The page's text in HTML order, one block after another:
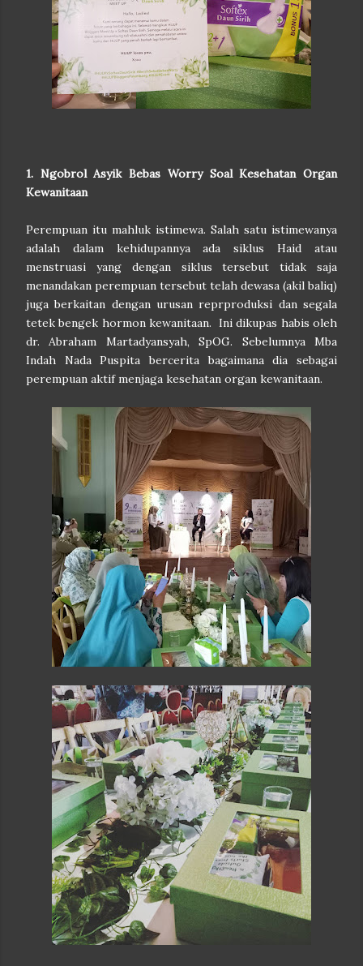
1. Ngobrol Asyik Bebas Worry Soal Kesehatan Organ
Kewanitaan
Perempuan itu mahluk istimewa. Salah satu istimewanya
adalah dalam kehidupannya ada siklus Haid atau
menstruasi yang dengan siklus tersebut tidak saja
menandakan perempuan tersebut telah dewasa (akil baliq)
juga berkaitan dengan urusan reprproduksi dan segala
tetek bengek hormon kewanitaan. Ini dikupas habis oleh
dr. Abraham Martadyansyah, SpOG. Sebelumnya Mba
Indah Nada Puspita bercerita bagaimana dia sebagai
perempuan aktif menjaga kesehatan organ kewanitaan.